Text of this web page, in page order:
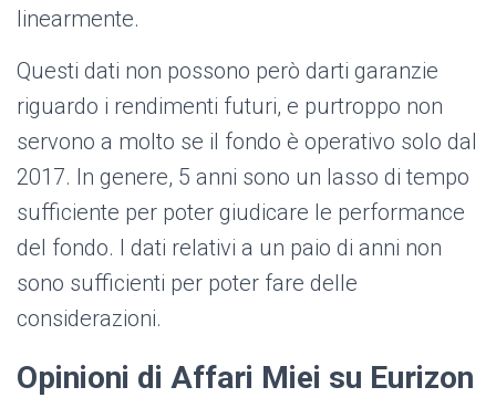
linearmente.
Questi dati non possono però darti garanzie
riguardo i rendimenti futuri, e purtroppo non
servono a molto se il fondo è operativo solo dal
2017. In genere, 5 anni sono un lasso di tempo
sufficiente per poter giudicare le performance
del fondo. I dati relativi a un paio di anni non
sono sufficienti per poter fare delle
considerazioni.
Opinioni di Affari Miei su Eurizon